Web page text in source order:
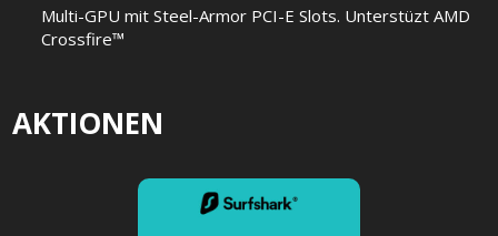
Multi-GPU mit Steel-Armor PCI-E Slots. Unterstüzt AMD
Crossfire™
AKTIONEN